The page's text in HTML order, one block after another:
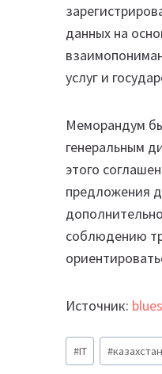
данных на
услуг и
Меморандум
генеральным
этого
предложения
соблюдению
Источник:
Метки
записи:
#IT #казахстан